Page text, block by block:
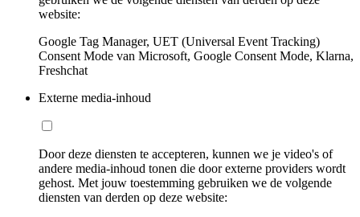
website:
Google Tag Manager, UET (Universal Event Tracking)
Consent Mode van Microsoft, Google Consent Mode, Klarna,
Freshchat
Externe media-inhoud
Door deze diensten te accepteren, kunnen we je video's of
andere media-inhoud tonen die door externe providers wordt
gehost. Met jouw toestemming gebruiken we de volgende
diensten van derden op deze website: